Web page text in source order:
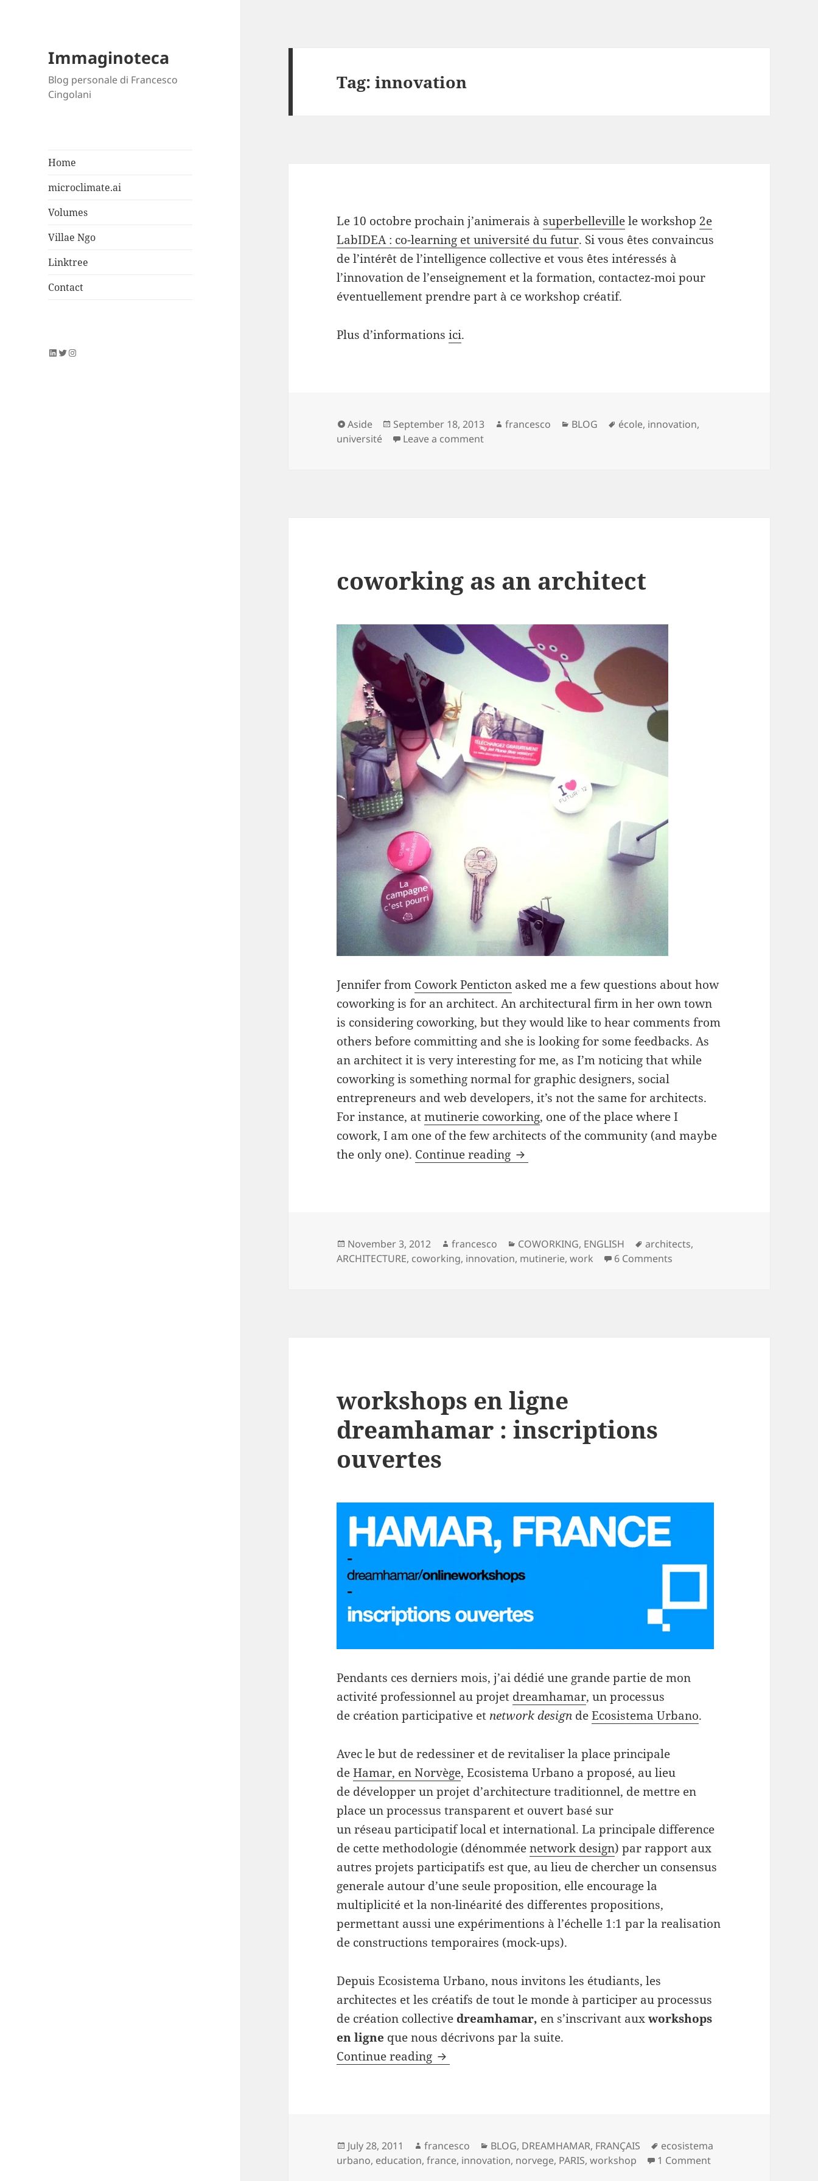
Immaginoteca
Blog personale di Francesco
Cingolani
Home
microclimate.ai
Volumes
Villae Ngo
Linktree
Contact
LinkedIn
Twitter
Instagram
Tag:innovation
Le 10 octobre prochain j’animerais à superbellevillele workshop 2e
LabIDEA : co-learning et université du futur. Si vous êtes convaincus
de l’intérêt de l’intelligence collective et vous êtes intéressés à
l’innovation de l’enseignement et la formation, contactez-moi pour
éventuellement prendre part à ce workshop créatif.
Plus d’informationsici.
Format
Aside
Posted
on
September 18, 2013 Author
francesco Categories
BLOG Tags
école, innovation,
université
Leave a commenton
coworking as an architect
Jennifer from Cowork Penticton asked me a few questions about how
coworking is for an architect. An architectural firm in her own town
is considering coworking, but they would like to hear comments from
others before committing and she is looking for some feedbacks. As
an architect it is very interesting for me, as I’m noticing that while
coworking is something normal for graphic designers, social
entrepreneurs and web developers, it’s not the same for architects.
For instance, atmutinerie coworking, one of the place where I
cowork, I am one of the few architects of the community (and maybe
the only one). Continue reading coworking as an architect
Posted
on
November 3, 2012 Author
francesco Categories
COWORKING, ENGLISH Tags
architects,
ARCHITECTURE, coworking, innovation, mutinerie,work 6 Comments
workshops en ligne
dreamhamar : inscriptions
ouvertes
Pendants ces derniers mois, j’ai dédié une grande partie de mon
activité professionnel au projet dreamhamar, un processus
de création participative et network design deEcosistema Urbano.
Avec le but de redessiner et de revitaliser la place principale
deHamar, en Norvège, Ecosistema Urbano a proposé, au lieu
de développer un projet d’architecture traditionnel, de mettre en
place un processus transparent et ouvert basé sur
un réseau participatif local et international. La principale difference
de cette methodologie (dénomméenetwork design) par rapport aux
autres projets participatifs est que, au lieu de chercher un consensus
generale autour d’une seule proposition, elle encourage la
multiplicité et la non-linéarité des differentes propositions,
permettant aussi une expérimentions à l’échelle 1:1 par la realisation
de constructions temporaires (mock-ups).
Depuis Ecosistema Urbano, nous invitons les étudiants, les
architectes et les créatifs de tout le monde à participer au processus
de création collective dreamhamar, en s’inscrivant auxworkshops
en ligne que nous décrivons par la suite.
Continue reading workshops en ligne dreamhamar : inscriptions ouvertes
Posted
on
July 28, 2011 Author
francesco Categories
BLOG, DREAMHAMAR, FRANÇAIS Tags
ecosistema
urbano, education,france, innovation, norvege, PARIS,workshop 1 Commenton workshops en